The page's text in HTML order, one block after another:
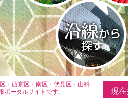
・西京区・南区・伏見区・山科
ータルサイトです。
現